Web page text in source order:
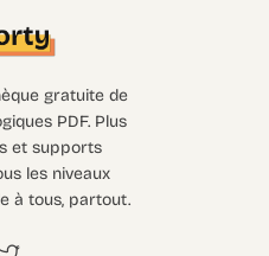
gratuite de
PDF. Plus
et supports
les niveaux
à tous, partout.